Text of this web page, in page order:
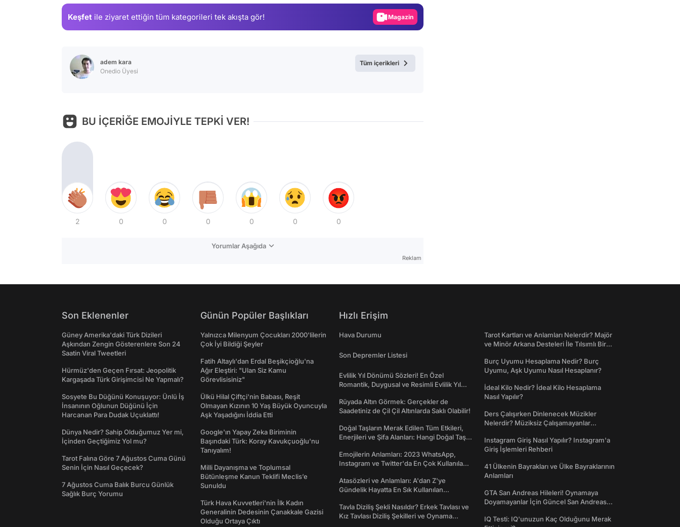
Keşfet ile ziyaret ettiğin tüm kategorileri tek akışta gör! Magazin
adem kara
Onedio Üyesi
Tüm içerikleri
BU İÇERİĞE EMOJİYLE TEPKİ VER!
2 0 0 0 0 0 0
Yorumlar Aşağıda
Reklam
Son Eklenenler
Güney Amerika'daki Türk Dizileri
Aşkından Zengin Gösterenlere Son 24
Saatin Viral Tweetleri
Hürmüz'den Geçen Fırsat: Jeopolitik
Kargaşada Türk Girişimcisi Ne Yapmalı?
Sosyete Bu Düğünü Konuşuyor: Ünlü İş
İnsanının Oğlunun Düğünü İçin
Harcanan Para Dudak Uçuklattı!
Dünya Nedir? Sahip Olduğumuz Yer mi,
İçinden Geçtiğimiz Yol mu?
Tarot Falına Göre 7 Ağustos Cuma Günü
Senin İçin Nasıl Geçecek?
7 Ağustos Cuma Balık Burcu Günlük
Sağlık Burç Yorumu
Günün Popüler Başlıkları
Yalnızca Milenyum Çocukları 2000'lilerin
Çok İyi Bildiği Şeyler
Fatih Altaylı'dan Erdal Beşikçioğlu'na
Ağır Eleştiri: "Ulan Siz Kamu
Görevlisisiniz"
Ülkü Hilal Çiftçi'nin Babası, Reşit
Olmayan Kızının 10 Yaş Büyük Oyuncuyla
Aşk Yaşadığını İddia Etti
Google'ın Yapay Zeka Biriminin
Başındaki Türk: Koray Kavukçuoğlu'nu
Tanıyalım!
Milli Dayanışma ve Toplumsal
Bütünleşme Kanun Teklifi Meclis’e
Sunuldu
Türk Hava Kuvvetleri'nin İlk Kadın
Generalinin Dedesinin Çanakkale Gazisi
Olduğu Ortaya Çıktı
Hızlı Erişim
Hava Durumu
Son Depremler Listesi
Evlilik Yıl Dönümü Sözleri! En Özel
Romantik, Duygusal ve Resimli Evlilik Yıl
Rüyada Altın Görmek: Gerçekler de
Saadetiniz de Çil Çil Altınlarda Saklı Olabilir!
Doğal Taşların Merak Edilen Tüm Etkileri,
Enerjileri ve Şifa Alanları: Hangi Doğal Taş
Emojilerin Anlamları: 2023 WhatsApp,
Instagram ve Twitter'da En Çok Kullanılan
Atasözleri ve Anlamları: A'dan Z'ye
Gündelik Hayatta En Sık Kullanılan
Tavla Diziliş Şekli Nasıldır? Erkek Tavlası ve
Kız Tavlası Diziliş Şekilleri ve Oynama
Tarot Kartları ve Anlamları Nelerdir? Majör
ve Minör Arkana Desteleri İle Tılsımlı Bir
Burç Uyumu Hesaplama Nedir? Burç
Uyumu, Aşk Uyumu Nasıl Hesaplanır?
İdeal Kilo Nedir? İdeal Kilo Hesaplama
Nasıl Yapılır?
Ders Çalışırken Dinlenecek Müzikler
Nelerdir? Müziksiz Çalışamayanlar
Instagram Giriş Nasıl Yapılır? Instagram'a
Giriş İşlemleri Rehberi
41 Ülkenin Bayrakları ve Ülke Bayraklarının
Anlamları
GTA San Andreas Hileleri! Oynamaya
Doyamayanlar İçin Güncel San Andreas
IQ Testi: IQ'unuzun Kaç Olduğunu Merak